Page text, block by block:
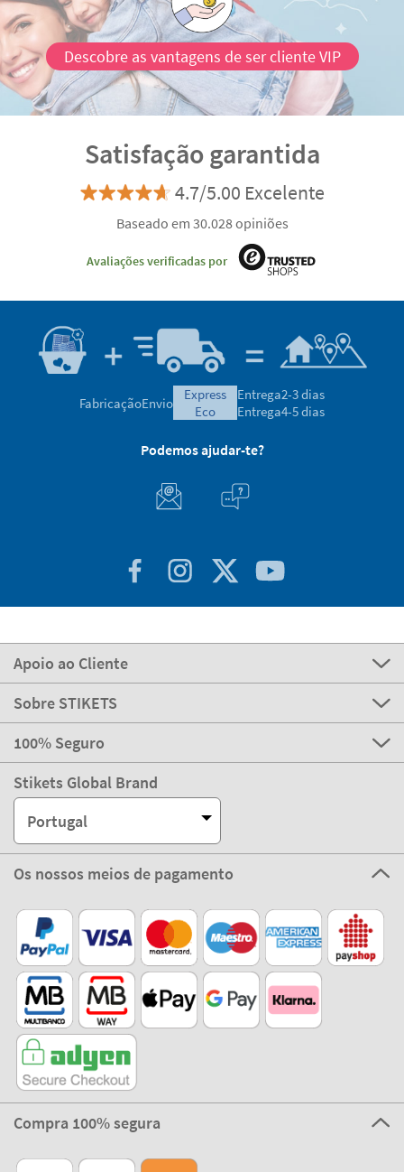
Descobre as vantagens de ser cliente VIP
Satisfação garantida
4.7/5.00 Excelente
Baseado em 30.028 opiniões
Avaliações verificadas por
FabricaçãoEnvio
express
eco
Entrega2-3 dias
Entrega4-5 dias
Podemos ajudar-te?
Apoio ao Cliente
Sobre STIKETS
100% Seguro
Stikets Global Brand
Portugal
Os nossos meios de pagamento
Compra 100% segura